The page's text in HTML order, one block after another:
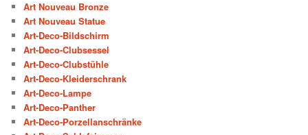
Art Nouveau Bronze
Art Nouveau Statue
Art-Deco-Bildschirm
Art-Deco-Clubsessel
Art-Deco-Clubstühle
Art-Deco-Kleiderschrank
Art-Deco-Lampe
Art-Deco-Panther
Art-Deco-Porzellanschränke